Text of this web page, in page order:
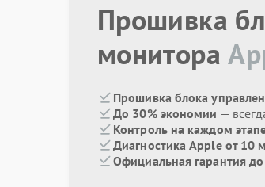
Прошивка
монитора
Прошивка блока
До 30% экономии —
Контроль на каждом
Диагностика Apple от 10
Официальная гарантия